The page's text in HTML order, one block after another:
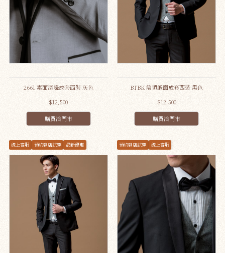
2661 素面滾邊成套西裝 灰色
$12,500
購買洽門市
BTBK 箭領緞面成套西裝 黑色
$12,500
購買洽門市
線上客服 預約到店試穿 最新優惠 預約到店試穿 線上客服